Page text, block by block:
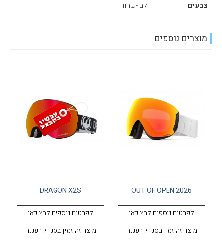
צבעים
לבן-שחור
מוצרים נוספים
OUT OF OPEN 2026
לפרטים נוספים לחץ כאן
מוצר זה זמין בסניף: רעננה
DRAGON X2S
לפרטים נוספים לחץ כאן
מוצר זה זמין בסניף: רעננה